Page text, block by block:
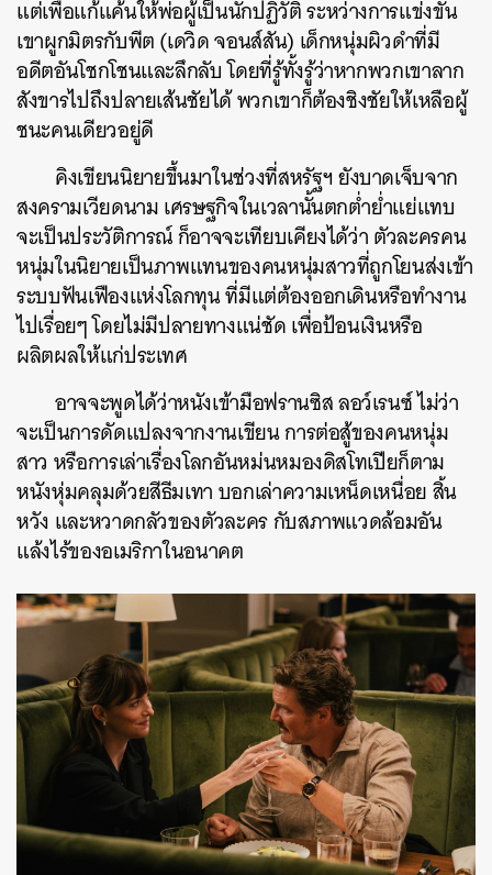
แต่เพื่อแก้แค้นให้พ่อผู้เป็นนักปฏิวัติ ระหว่างการแข่งขัน
เขาผูกมิตรกับพีต (เดวิด จอนส์สัน) เด็กหนุ่มผิวดำที่มี
อดีตอันโชกโชนและลึกลับ โดยที่รู้ทั้งรู้ว่าหากพวกเขาลาก
สังขารไปถึงปลายเส้นชัยได้ พวกเขาก็ต้องชิงชัยให้เหลือผู้
ชนะคนเดียวอยู่ดี
คิงเขียนนิยายขึ้นมาในช่วงที่สหรัฐฯ ยังบาดเจ็บจาก
สงครามเวียดนาม เศรษฐกิจในเวลานั้นตกต่ำย่ำแย่แทบ
จะเป็นประวัติการณ์ ก็อาจจะเทียบเคียงได้ว่า ตัวละครคน
หนุ่มในนิยายเป็นภาพแทนของคนหนุ่มสาวที่ถูกโยนส่งเข้า
ระบบฟันเฟืองแห่งโลกทุน ที่มีแต่ต้องออกเดินหรือทำงาน
ไปเรื่อยๆ โดยไม่มีปลายทางแน่ชัด เพื่อป้อนเงินหรือ
ผลิตผลให้แก่ประเทศ
อาจจะพูดได้ว่าหนังเข้ามือฟรานซิส ลอว์เรนซ์ ไม่ว่า
จะเป็นการดัดแปลงจากงานเขียน การต่อสู้ของคนหนุ่ม
สาว หรือการเล่าเรื่องโลกอันหม่นหมองดิสโทเปียก็ตาม
หนังหุ่มคลุมด้วยสีธีมเทา บอกเล่าความเหน็ดเหนื่อย สิ้น
หวัง และหวาดกลัวของตัวละคร กับสภาพแวดล้อมอัน
แล้งไร้ของอเมริกาในอนาคต